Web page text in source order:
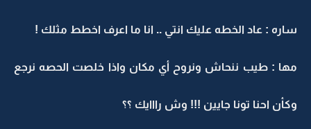
ساره : عاد الخطه عليك انتي .. انا ما اعرف اخطط مثلك !
مها : طيب ننحاش ونروح أي مكان واذا خلصت الحصه نرجع
وكأن احنا تونا جايين !!! وش رااايك ؟؟